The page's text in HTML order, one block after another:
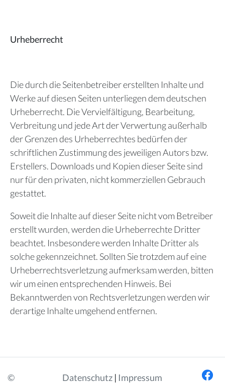
Urheberrecht
Die durch die Seitenbetreiber erstellten Inhalte und
Werke auf diesen Seiten unterliegen dem deutschen
Urheberrecht. Die Vervielfältigung, Bearbeitung,
Verbreitung und jede Art der Verwertung außerhalb
der Grenzen des Urheberrechtes bedürfen der
schriftlichen Zustimmung des jeweiligen Autors bzw.
Erstellers. Downloads und Kopien dieser Seite sind
nur für den privaten, nicht kommerziellen Gebrauch
gestattet.
Soweit die Inhalte auf dieser Seite nicht vom Betreiber
erstellt wurden, werden die Urheberrechte Dritter
beachtet. Insbesondere werden Inhalte Dritter als
solche gekennzeichnet. Sollten Sie trotzdem auf eine
Urheberrechtsverletzung aufmerksam werden, bitten
wir um einen entsprechenden Hinweis. Bei
Bekanntwerden von Rechtsverletzungen werden wir
derartige Inhalte umgehend entfernen.
©
Datenschutz | Impressum